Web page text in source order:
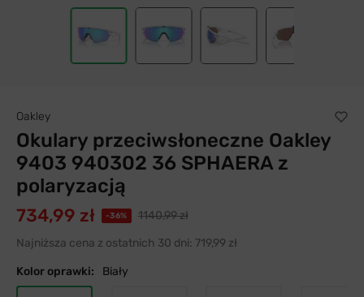
Oakley
Okulary przeciwsłoneczne Oakley
9403 940302 36 SPHAERA z
polaryzacją
734,99 zł -36%
1140,99 zł
Najniższa cena z ostatnich 30 dni: 719,99 zł
Kolor oprawki: Biały